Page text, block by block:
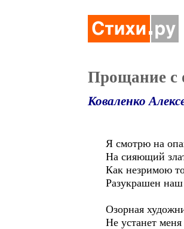
Прощание с
Коваленко
Я смотрю на
На сияющий
Как незримою
Разукрашен
Озорная
Не устанет меня